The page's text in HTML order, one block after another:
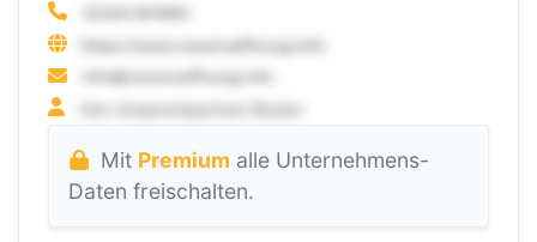
Mit Premium alle Unternehmens-
Daten freischalten.